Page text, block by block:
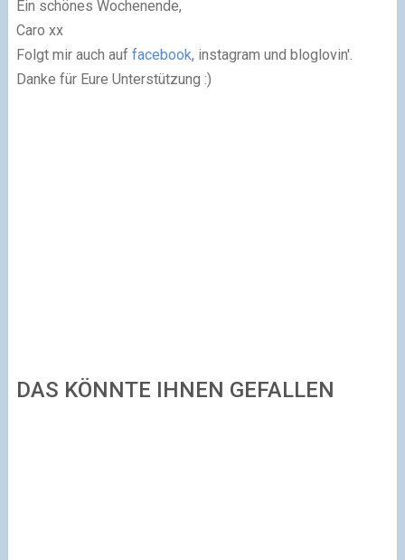
Ein schönes Wochenende,
Caro xx
Folgt mir auch auf facebook, instagram und bloglovin'.
Danke für Eure Unterstützung :)
DAS KÖNNTE IHNEN GEFALLEN